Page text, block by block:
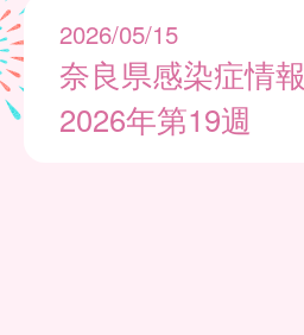
2026/05/15
奈良県感染症情報
2026年第19週